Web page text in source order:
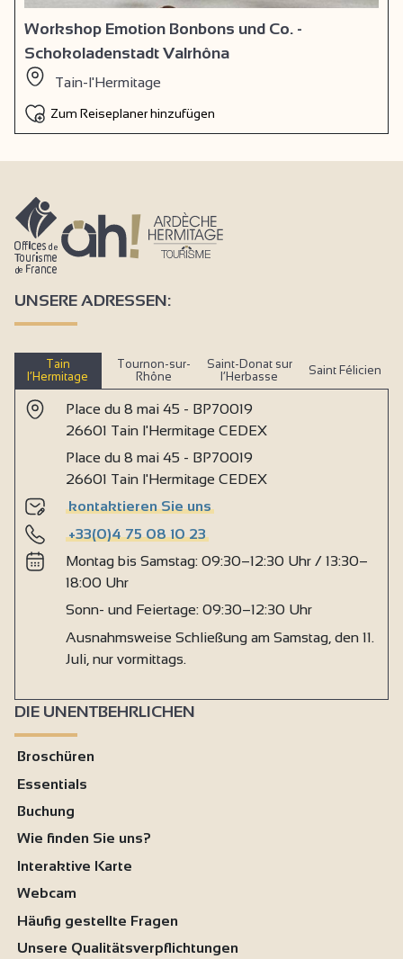
Workshop Emotion Bonbons und Co. -
Schokoladenstadt Valrhôna
Tain-l'Hermitage
Zum Reiseplaner hinzufügen
UNSERE ADRESSEN:
Tain
l’Hermitage
Tournon-sur-
Rhône
Saint-Donat sur
l’Herbasse
Saint Félicien
Place du 8 mai 45 - BP70019
26601 Tain l'Hermitage CEDEX
Place du 8 mai 45 - BP70019
26601 Tain l'Hermitage CEDEX
kontaktieren Sie uns
+33(0)4 75 08 10 23
Montag bis Samstag: 09:30–12:30 Uhr / 13:30–
18:00 Uhr
Sonn- und Feiertage: 09:30–12:30 Uhr
Ausnahmsweise Schließung am Samstag, den 11.
Juli, nur vormittags.
DIE UNENTBEHRLICHEN
Broschüren
Essentials
Buchung
Wie finden Sie uns?
Interaktive Karte
Webcam
Häufig gestellte Fragen
Unsere Qualitätsverpflichtungen